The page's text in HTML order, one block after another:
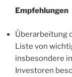
Empfehlungen
Überarbeitung
Liste von
insbesondere
Investoren